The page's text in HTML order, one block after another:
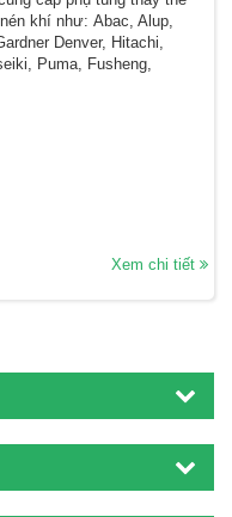
khí như: Abac, Alup,
Denver, Hitachi,
Puma, Fusheng,
Xem chi tiết